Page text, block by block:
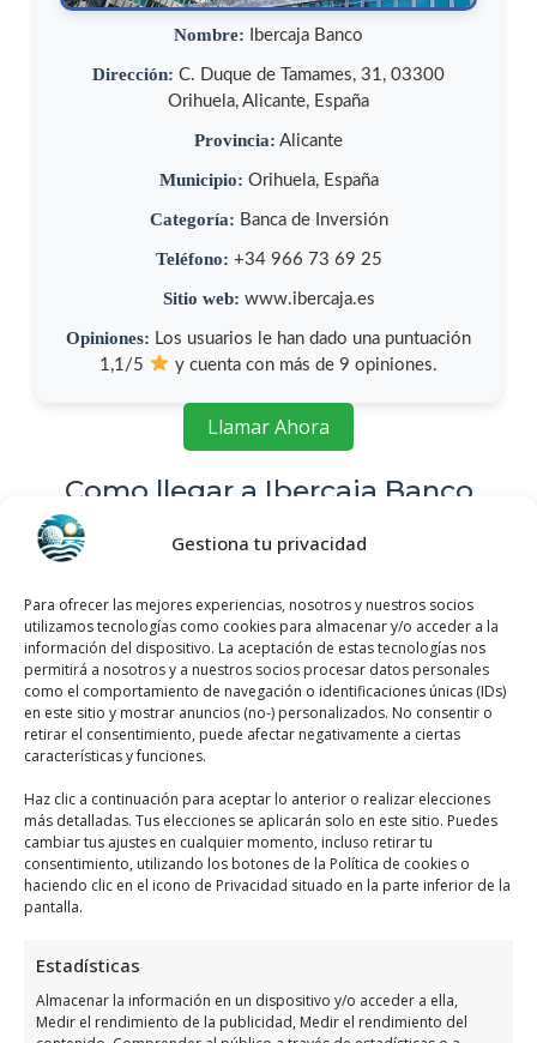
Gestiona tu privacidad
Para ofrecer las mejores experiencias, nosotros y nuestros socios
utilizamos tecnologías como cookies para almacenar y/o acceder a la
información del dispositivo. La aceptación de estas tecnologías nos
permitirá a nosotros y a nuestros socios procesar datos personales
como el comportamiento de navegación o identificaciones únicas (IDs)
en este sitio y mostrar anuncios (no-) personalizados. No consentir o
retirar el consentimiento, puede afectar negativamente a ciertas
características y funciones.
Haz clic a continuación para aceptar lo anterior o realizar elecciones
más detalladas. Tus elecciones se aplicarán solo en este sitio. Puedes
cambiar tus ajustes en cualquier momento, incluso retirar tu
consentimiento, utilizando los botones de la Política de cookies o
haciendo clic en el icono de Privacidad situado en la parte inferior de la
pantalla.
Estadísticas
Almacenar la información en un dispositivo y/o acceder a ella,
Medir el rendimiento de la publicidad, Medir el rendimiento del
Nombre: Ibercaja Banco
Dirección: C. Duque de Tamames, 31, 03300
Orihuela, Alicante, España
Provincia: Alicante
Municipio: Orihuela, España
Categoría: Banca de Inversión
Teléfono: +34 966 73 69 25
Sitio web: www.ibercaja.es
Opiniones: Los usuarios le han dado una puntuación
1,1/5
y cuenta con más de 9 opiniones.
Llamar Ahora
Como llegar a Ibercaja Banco
Ibercaja Bancose encuentra ubicado en C.
Alicante, España, utiliza el siguientemapa
para localizarlos:
Haz clic para aceptar márketing cookies y
habilitar este contenido